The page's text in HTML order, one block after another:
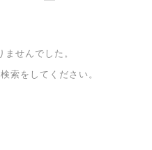
せんでした。
索をしてください。